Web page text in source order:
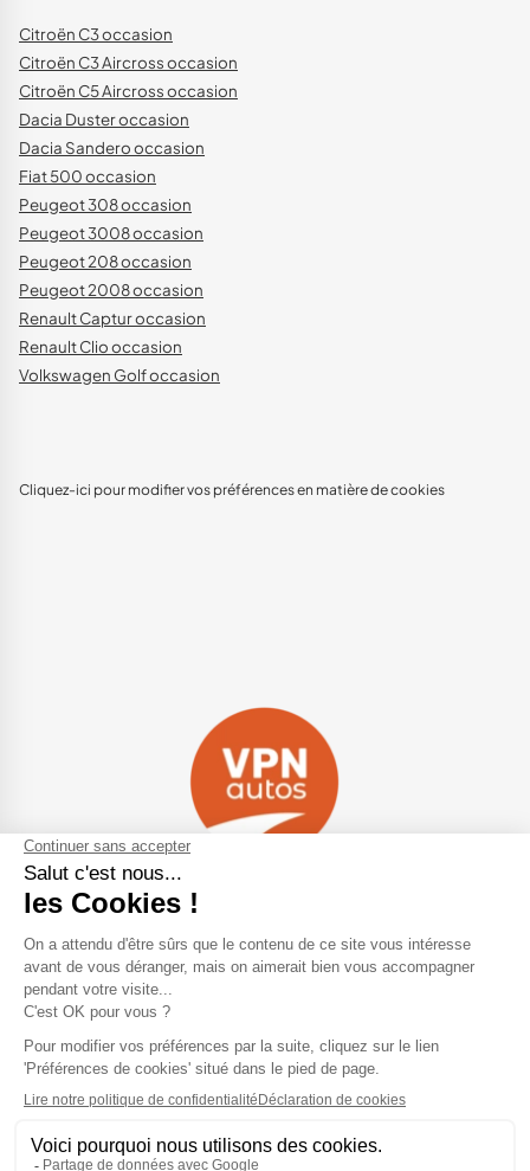
Citroën C3 occasion
Citroën C3 Aircross occasion
Citroën C5 Aircross occasion
Dacia Duster occasion
Dacia Sandero occasion
Fiat 500 occasion
Peugeot 308 occasion
Peugeot 3008 occasion
Peugeot 208 occasion
Peugeot 2008 occasion
Renault Captur occasion
Renault Clio occasion
Volkswagen Golf occasion
Cliquez-ici pour modifier vos préférences en matière de cookies
Navigation
VPN Autos Pro - Notre site de
voitures d'occasion pour
professionnels & marchands
Plan du site
Mentions légales
Rejoindre le réseau VPN Autos
Blog
Me connecter
Suivez-nous